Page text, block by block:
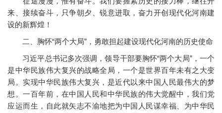
来、接续奋斗，只争朝夕、锐意进取，奋力开创现代化河南建
设的新辉煌！
二、胸怀“两个大局”，勇敢担起建设现代化河南的历史使命
习近平总书记多次强调，领导干部要胸怀“两个大局”，一个
是中华民族伟大复兴的战略全局，一个是世界百年未有之大变
局。实现中华民族伟大复兴，是近代以来中国人民最伟大的梦
想。一百年前，在中国人民和中华民族的伟大觉醒中，我们党
应运而生，自此就矢志不渝地把为中国人民谋幸福、为中华民